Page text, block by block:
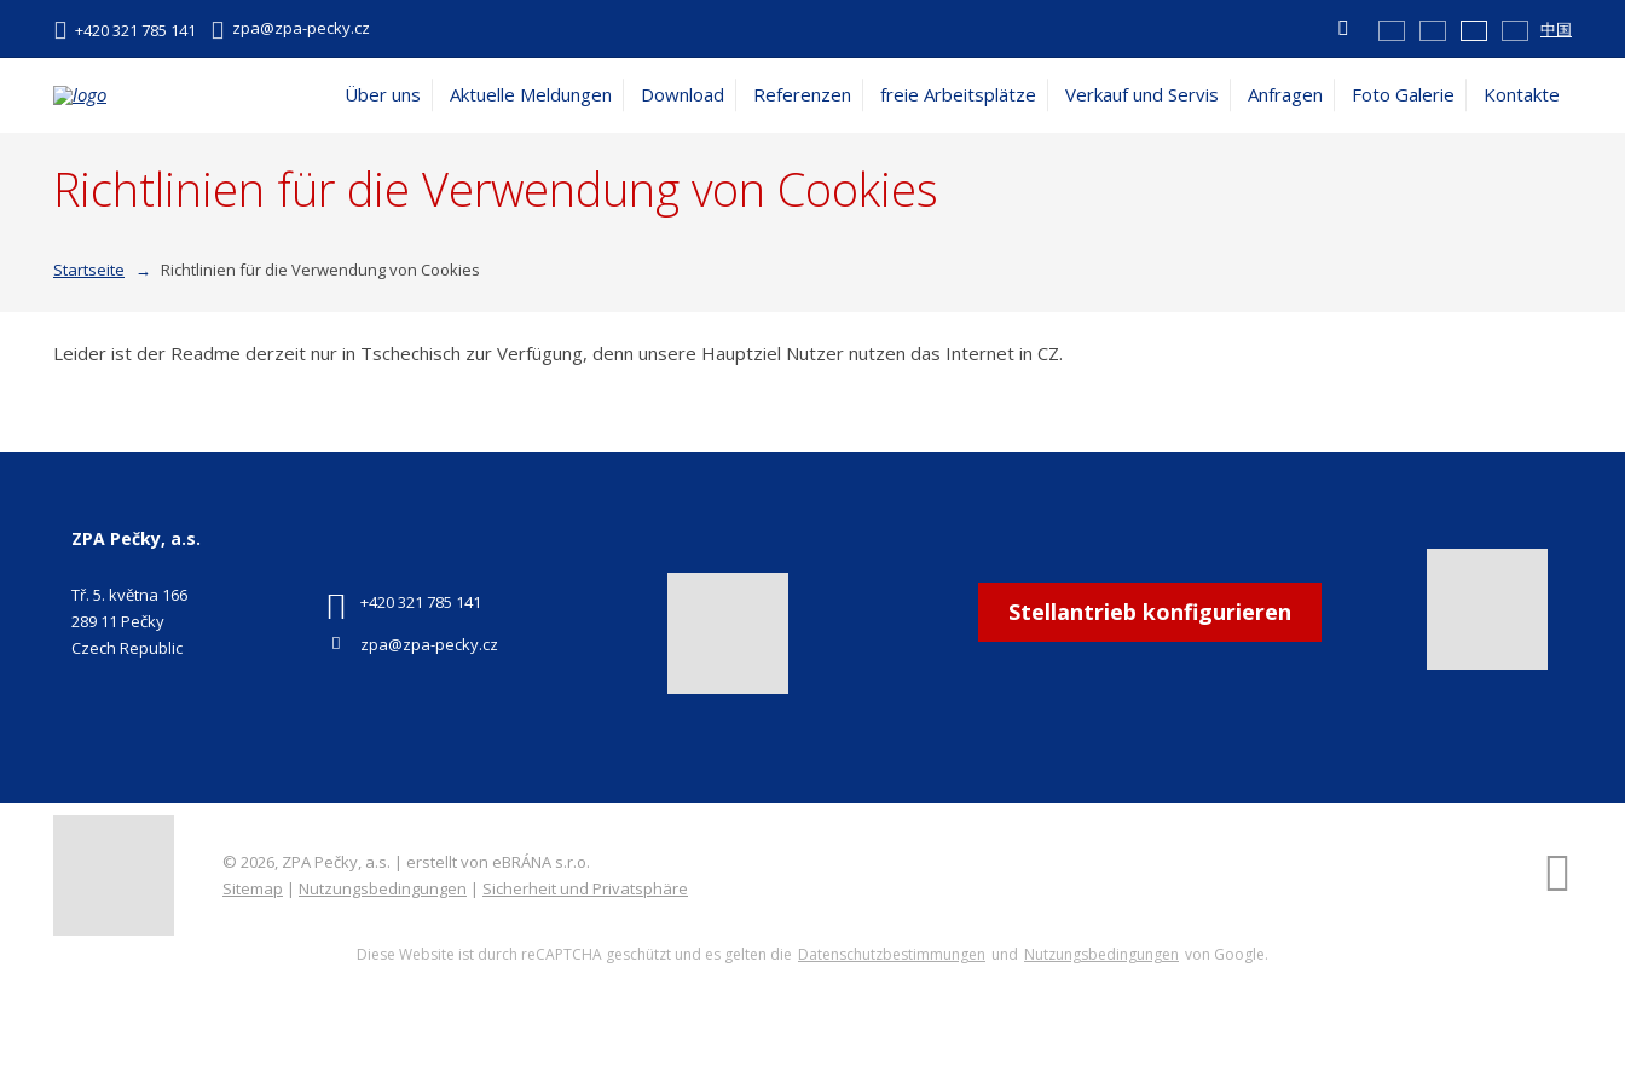
+420 321 785 141 zpa@zpa-pecky.cz Vyhledávání 中国
Über uns Aktuelle Meldungen Download Referenzen freie Arbeitsplätze Verkauf und Servis Anfragen Foto Galerie Kontakte
Richtlinien für die Verwendung von Cookies
Startseite Richtlinien für die Verwendung von Cookies
Leider ist der Readme derzeit nur in Tschechisch zur Verfügung, denn unsere Hauptziel Nutzer nutzen das Internet in CZ.
ZPA Pečky, a.s.
Tř. 5. května 166
289 11 Pečky
Czech Republic
+420 321 785 141
zpa@zpa-pecky.cz
Stellantrieb konfigurieren
© 2026, ZPA Pečky, a.s. | erstellt von eBRÁNA s.r.o.
Sitemap | Nutzungsbedingungen | Sicherheit und Privatsphäre
Diese Website ist durch reCAPTCHA geschützt und es gelten die Datenschutzbestimmungen und Nutzungsbedingungen von Google.